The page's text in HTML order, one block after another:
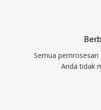
minimal menjadi
Semua
Anda tidak